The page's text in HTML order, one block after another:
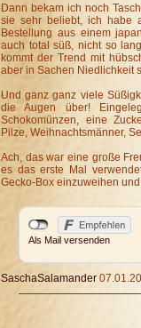
Dann bekam ich noch
sie sehr beliebt, ich habe
Bestellung aus einem
auch total süß, nicht so
kommt der Trend mit
aber in Sachen Niedlichkeit
Und ganz ganz viele
die Augen über!
Schokomünzen, eine
Pilze, Weihnachtsmänner,
Ach, das war eine große
es das erste Mal
Gecko-Box einzuweihen
Als Mail versenden
SaschaSalamander